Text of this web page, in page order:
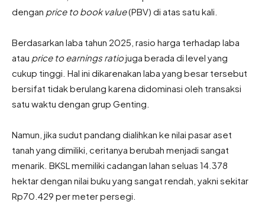
dengan price to book value(PBV) di atas satu kali.
Berdasarkan laba tahun 2025, rasio harga terhadap laba
atau price to earnings ratiojuga berada di level yang
cukup tinggi. Hal ini dikarenakan laba yang besar tersebut
bersifat tidak berulang karena didominasi oleh transaksi
satu waktu dengan grup Genting.
Namun, jika sudut pandang dialihkan ke nilai pasar aset
tanah yang dimiliki, ceritanya berubah menjadi sangat
menarik. BKSL memiliki cadangan lahan seluas 14.378
hektar dengan nilai buku yang sangat rendah, yakni sekitar
Rp70.429 per meter persegi.